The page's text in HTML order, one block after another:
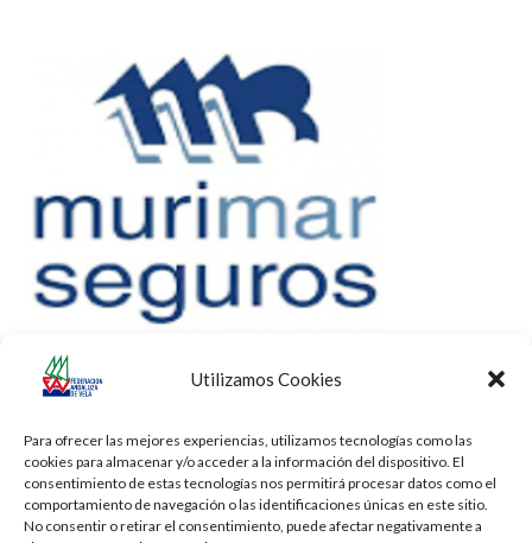
Utilizamos Cookies
Para ofrecer las mejores experiencias, utilizamos tecnologías como las
cookies para almacenar y/o acceder a la información del dispositivo. El
consentimiento de estas tecnologías nos permitirá procesar datos como el
comportamiento de navegación o las identificaciones únicas en este sitio.
No consentir o retirar el consentimiento, puede afectar negativamente a